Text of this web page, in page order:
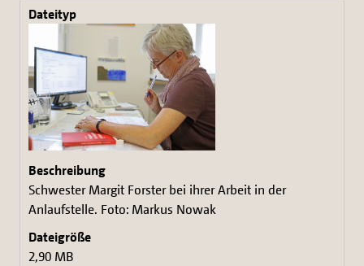
Schwester Margit Forster bei ihrer Arbeit in der
Anlaufstelle. Foto: Markus Nowak
2,90 MB